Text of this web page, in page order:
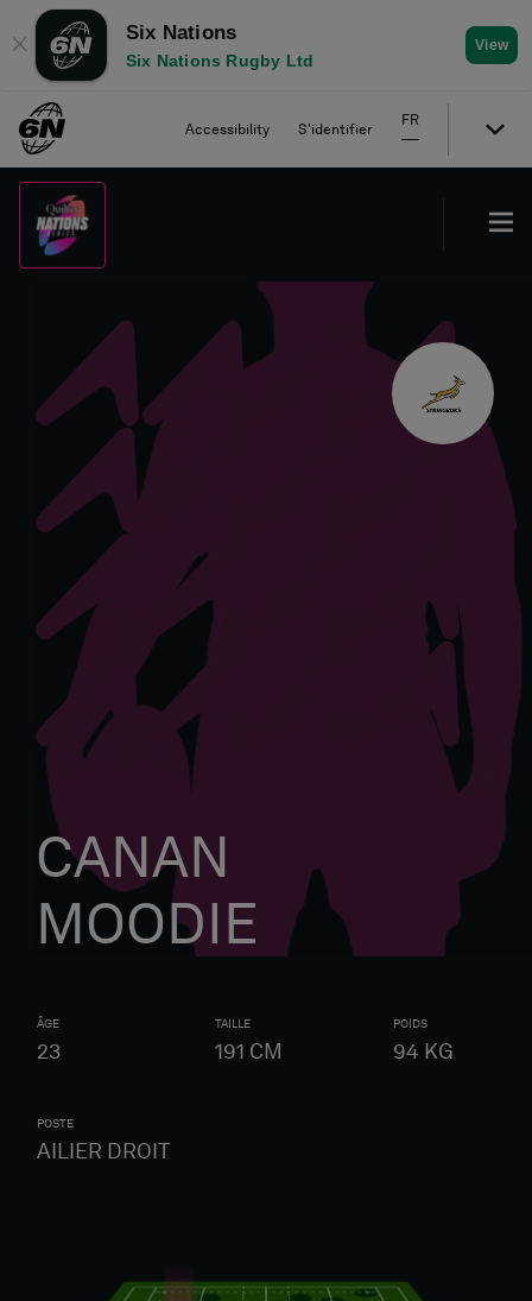
✕
Six Nations
Six Nations Rugby Ltd
View
Accessibility S'identifier
FR
CANAN
MOODIE
ÂGE
23
TAILLE
191 CM
POIDS
94 KG
POSTE
AILIER DROIT